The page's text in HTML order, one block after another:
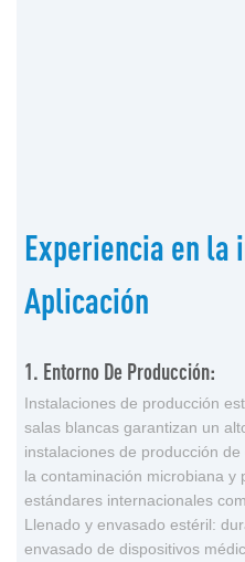
Experiencia en la
Aplicación
1. Entorno De Producción:
Instalaciones de producción
salas blancas garantizan un
instalaciones de producción
la contaminación microbiana y
estándares internacionales
Llenado y envasado estéril:
envasado de dispositivos